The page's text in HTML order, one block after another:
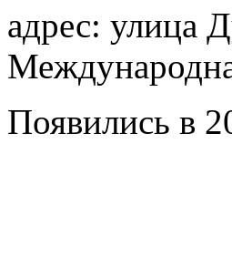
адрес: улица
Появились в